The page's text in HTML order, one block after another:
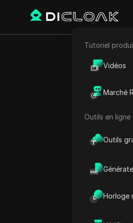
E-
Tutoriel
Vidéos
Marché
Outils en ligne
Outils
Horloge